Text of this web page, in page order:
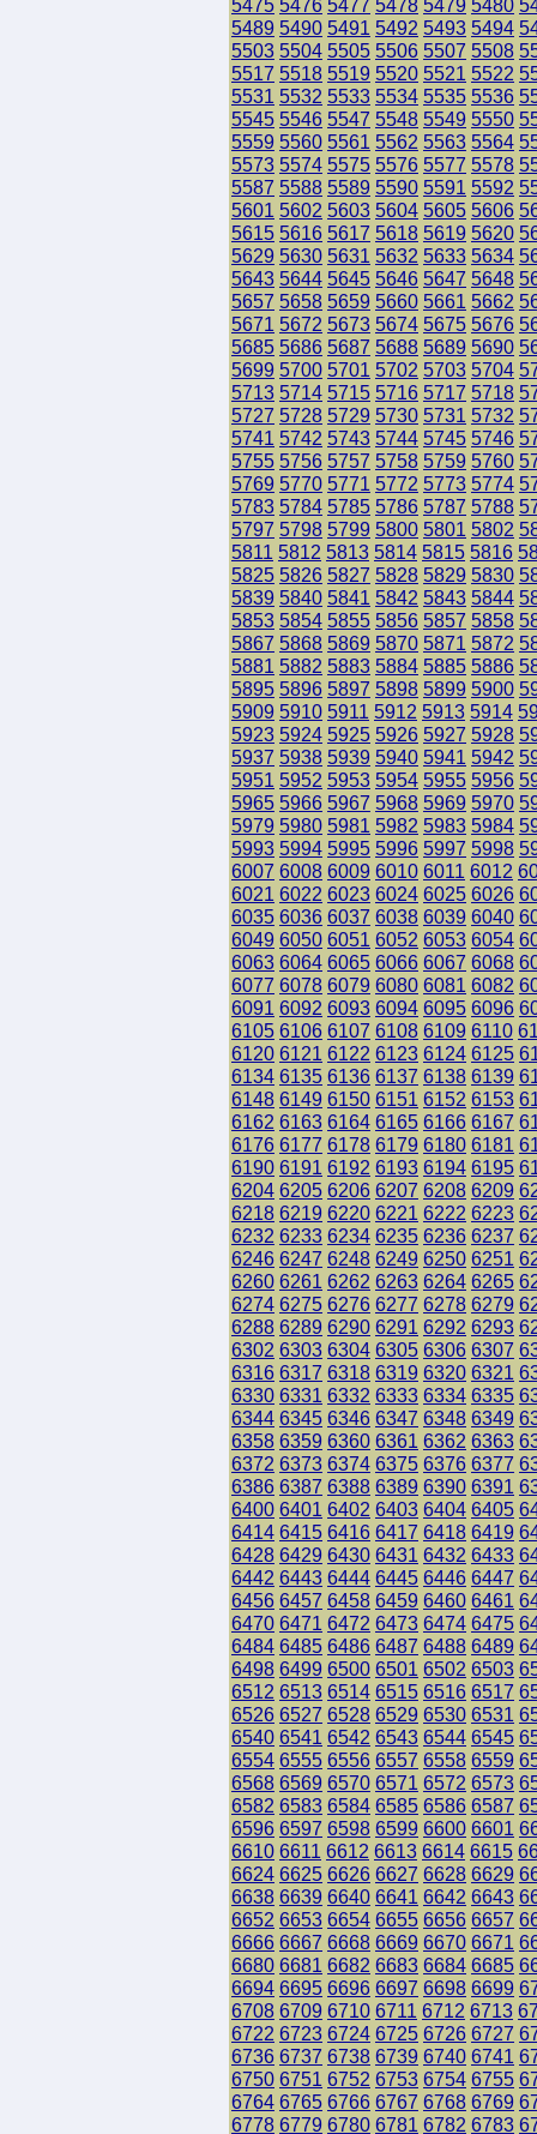
5475 5476 5477 5478 5479 5480
5489 5490 5491 5492 5493 5494
5503 5504 5505 5506 5507 5508
5517 5518 5519 5520 5521 5522
5531 5532 5533 5534 5535 5536
5545 5546 5547 5548 5549 5550
5559 5560 5561 5562 5563 5564
5573 5574 5575 5576 5577 5578
5587 5588 5589 5590 5591 5592
5601 5602 5603 5604 5605 5606
5615 5616 5617 5618 5619 5620
5629 5630 5631 5632 5633 5634
5643 5644 5645 5646 5647 5648
5657 5658 5659 5660 5661 5662
5671 5672 5673 5674 5675 5676
5685 5686 5687 5688 5689 5690
5699 5700 5701 5702 5703 5704
5713 5714 5715 5716 5717 5718
5727 5728 5729 5730 5731 5732
5741 5742 5743 5744 5745 5746
5755 5756 5757 5758 5759 5760
5769 5770 5771 5772 5773 5774
5783 5784 5785 5786 5787 5788
5797 5798 5799 5800 5801 5802
5811 5812 5813 5814 5815 5816
5825 5826 5827 5828 5829 5830
5839 5840 5841 5842 5843 5844
5853 5854 5855 5856 5857 5858
5867 5868 5869 5870 5871 5872
5881 5882 5883 5884 5885 5886
5895 5896 5897 5898 5899 5900
5909 5910 5911 5912 5913 5914
5923 5924 5925 5926 5927 5928
5937 5938 5939 5940 5941 5942
5951 5952 5953 5954 5955 5956
5965 5966 5967 5968 5969 5970
5979 5980 5981 5982 5983 5984
5993 5994 5995 5996 5997 5998
6007 6008 6009 6010 6011 6012
6021 6022 6023 6024 6025 6026
6035 6036 6037 6038 6039 6040
6049 6050 6051 6052 6053 6054
6063 6064 6065 6066 6067 6068
6077 6078 6079 6080 6081 6082
6091 6092 6093 6094 6095 6096
6105 6106 6107 6108 6109 6110
6120 6121 6122 6123 6124 6125
6134 6135 6136 6137 6138 6139
6148 6149 6150 6151 6152 6153
6162 6163 6164 6165 6166 6167
6176 6177 6178 6179 6180 6181
6190 6191 6192 6193 6194 6195
6204 6205 6206 6207 6208 6209
6218 6219 6220 6221 6222 6223
6232 6233 6234 6235 6236 6237
6246 6247 6248 6249 6250 6251
6260 6261 6262 6263 6264 6265
6274 6275 6276 6277 6278 6279
6288 6289 6290 6291 6292 6293
6302 6303 6304 6305 6306 6307
6316 6317 6318 6319 6320 6321
6330 6331 6332 6333 6334 6335
6344 6345 6346 6347 6348 6349
6358 6359 6360 6361 6362 6363
6372 6373 6374 6375 6376 6377
6386 6387 6388 6389 6390 6391
6400 6401 6402 6403 6404 6405
6414 6415 6416 6417 6418 6419
6428 6429 6430 6431 6432 6433
6442 6443 6444 6445 6446 6447
6456 6457 6458 6459 6460 6461
6470 6471 6472 6473 6474 6475
6484 6485 6486 6487 6488 6489
6498 6499 6500 6501 6502 6503
6512 6513 6514 6515 6516 6517
6526 6527 6528 6529 6530 6531
6540 6541 6542 6543 6544 6545
6554 6555 6556 6557 6558 6559
6568 6569 6570 6571 6572 6573
6582 6583 6584 6585 6586 6587
6596 6597 6598 6599 6600 6601
6610 6611 6612 6613 6614 6615
6624 6625 6626 6627 6628 6629
6638 6639 6640 6641 6642 6643
6652 6653 6654 6655 6656 6657
6666 6667 6668 6669 6670 6671
6680 6681 6682 6683 6684 6685
6694 6695 6696 6697 6698 6699
6708 6709 6710 6711 6712 6713
6722 6723 6724 6725 6726 6727
6736 6737 6738 6739 6740 6741
6750 6751 6752 6753 6754 6755
6764 6765 6766 6767 6768 6769
6778 6779 6780 6781 6782 6783